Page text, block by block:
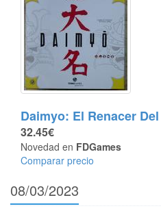
Daimyo: El Renacer
32.45€
Novedad en FDGames
Comparar precio
08/03/2023